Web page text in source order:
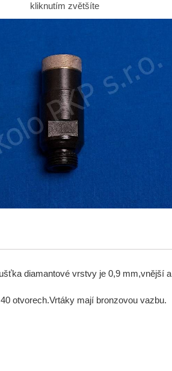
kliknutím zvětšíte
diamantové vrstvy je 0,9 mm,vnější a
otvorech.Vrtáky mají bronzovou vazbu.